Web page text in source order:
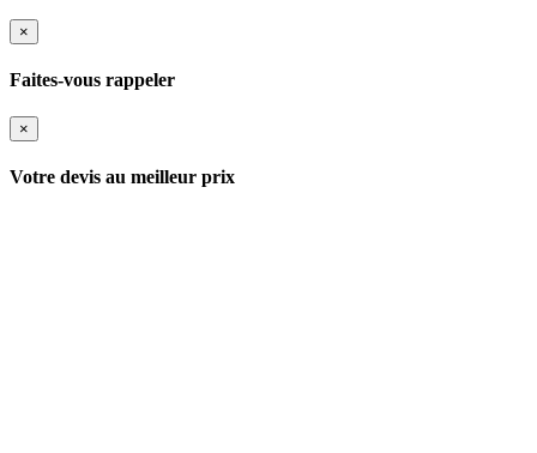
×
Faites-vous rappeler
×
Votre devis au meilleur prix